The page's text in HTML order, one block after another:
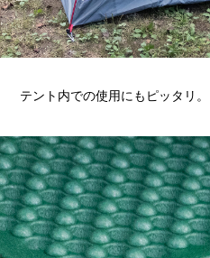
テント内での使用にもピッタリ。